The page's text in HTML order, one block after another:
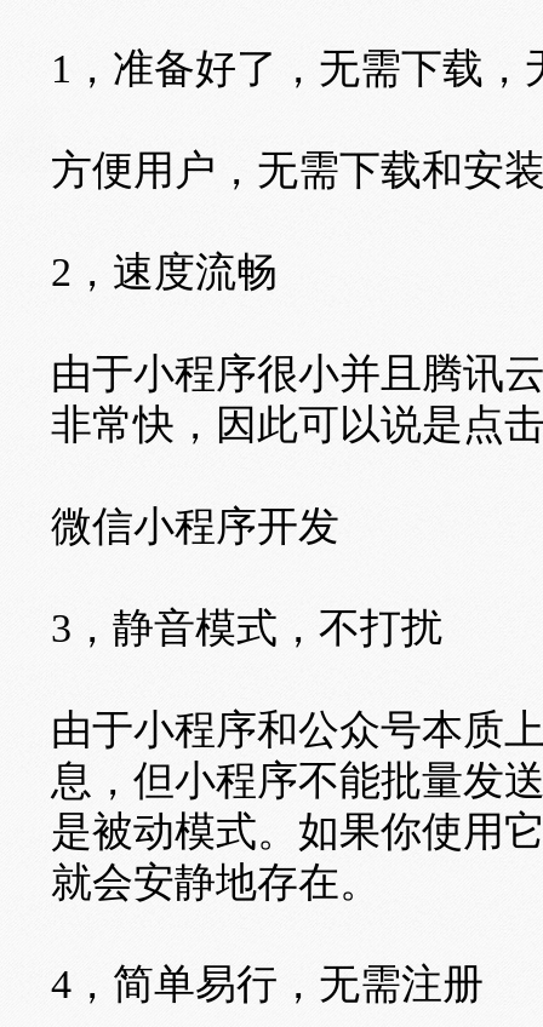
1，准备好了，无需下载，
方便用户，无需下载和安
2，速度流畅
由于小程序很小并且腾讯
非常快，因此可以说是点
微信小程序开发
3，静音模式，不打扰
由于小程序和公众号本质
息，但小程序不能批量发
是被动模式。如果你使用
就会安静地存在。
4，简单易行，无需注册